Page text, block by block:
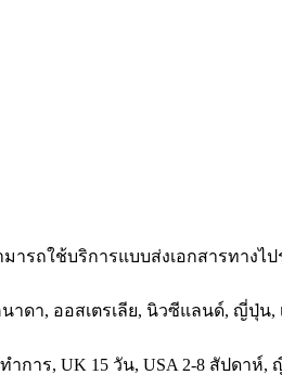
รถใช้บริการแบบส่งเอกสารทาง
าดา, ออสเตรเลีย, นิวซีแลนด์, ญี่ปุ่
ำการ, UK 15 วัน, USA 2-8 สัปดาห์,